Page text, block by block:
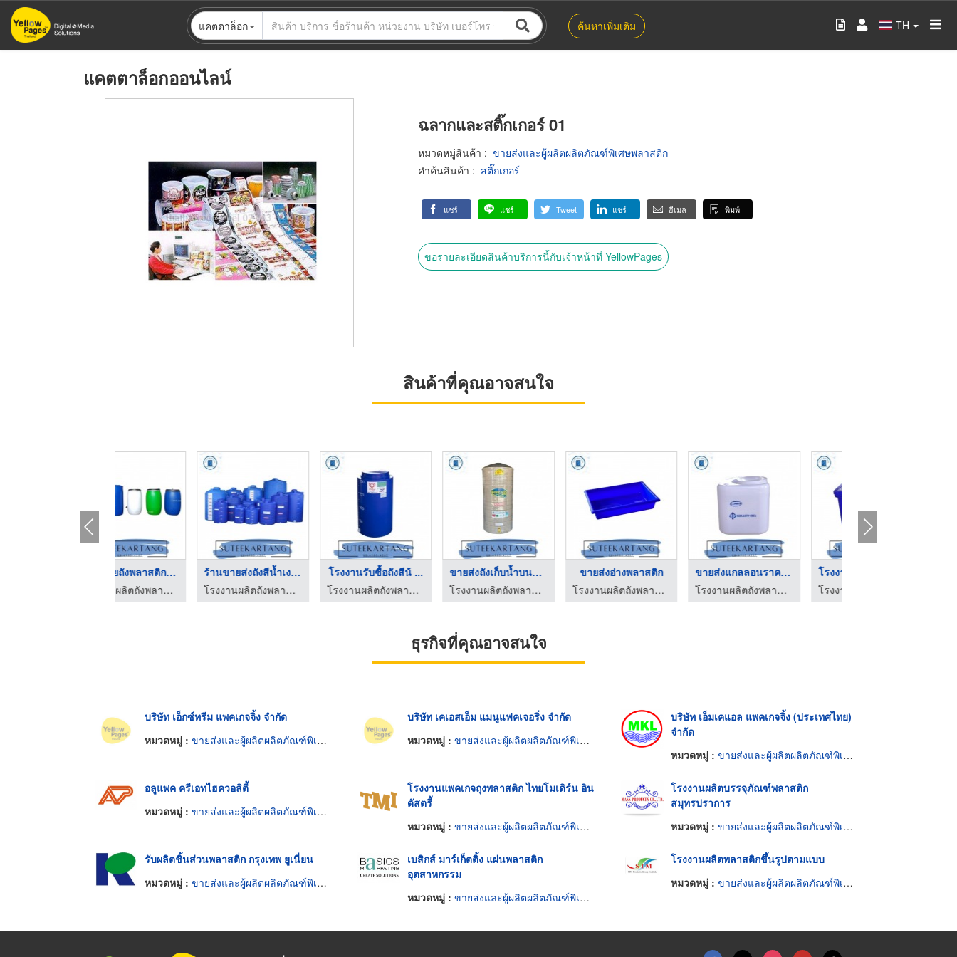
ข้าม
ไป
แคตตาล็อก ค้นหาเพิ่มเติม TH
แคตตาล็อกออนไลน์
ฉลากและสติ๊กเกอร์ 01
หมวดหมู่สินค้า : ขายส่งและผู้ผลิตผลิตภัณฑ์พิเศษพลาสติก
คำค้นสินค้า : สติ๊กเกอร์
แชร์ แชร์ Tweet แชร์ อีเมล พิมพ์
ขอรายละเอียดสินค้าบริการนี้กับเจ้าหน้าที่ YellowPages
สินค้าที่คุณอาจสนใจ
ขายส่งถังเก็บน้ำบนดิ ...
โรงงานผลิตถังพลาสติก พระราม 2 สุธี ค้าถัง
ขายส่งอ่างพลาสติก
โรงงานผลิตถังพลาสติก พระราม 2 สุธี ค้าถัง
ขายส่งแกลลอนราคาโรงง ...
โรงงานผลิตถังพลาสติก พระราม 2 สุธี ค้าถัง
โรงงานผลิตถังพลาสติก พระราม 2 สุธี ค้าถัง
เข่งพลาสติก ลังพลาสต ...
โรงงานผลิตเข่งผลไม้ ลังผลไม้พลาสติก - ว.พลาสติก (2002)
โรงงานผลิตถังแช่น้ำแ ...
โรงงานผลิตถังเก็บน้ำพลาสติก นิวสตาร์
ธุรกิจที่คุณอาจสนใจ
บริษัท เอ็กซ์ทรีม แพคเกจจิ้ง จำกัด
หมวดหมู่ : ขายส่งและผู้ผลิตผลิตภัณฑ์พิเศษพลาสติก
บริษัท เคเอสเอ็ม แมนูแฟคเจอริ่ง จำกัด
หมวดหมู่ :ขายส่งและผู้ผลิตผลิตภัณฑ์พิเศษพลาสติก
บริษัท เอ็มเคแอล แพคเกจจิ้ง (ประเทศไทย)
จำกัด
หมวดหมู่ : ขายส่งและผู้ผลิตผลิตภัณฑ์พิเศษพลาสติก
อลูแพค ครีเอทไฮควอลิตี้
หมวดหมู่ : ขายส่งและผู้ผลิตผลิตภัณฑ์พิเศษพลาสติก
โรงงานแพคเกจถุงพลาสติก ไทยโมเดิร์น อิน
ดัสตรี้
หมวดหมู่ :ขายส่งและผู้ผลิตผลิตภัณฑ์พิเศษพลาสติก
โรงงานผลิตบรรจุภัณฑ์พลาสติก
สมุทรปราการ
หมวดหมู่ : ขายส่งและผู้ผลิตผลิตภัณฑ์พิเศษพลาสติก
รับผลิตชิ้นส่วนพลาสติก กรุงเทพ ยูเนี่ยน
หมวดหมู่ : ขายส่งและผู้ผลิตผลิตภัณฑ์พิเศษพลาสติก
เบสิกส์ มาร์เก็ตติ้ง แผ่นพลาสติก
อุตสาหกรรม
หมวดหมู่ :ขายส่งและผู้ผลิตผลิตภัณฑ์พิเศษพลาสติก
โรงงานผลิตพลาสติกขึ้นรูปตามแบบ
หมวดหมู่ : ขายส่งและผู้ผลิตผลิตภัณฑ์พิเศษพลาสติก